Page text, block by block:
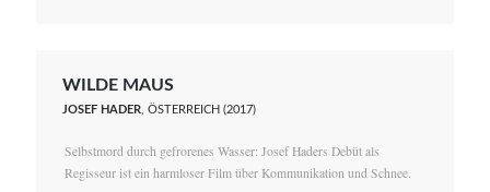
WILDE MAUS
JOSEF HADER , ÖSTERREICH (2017)
Selbstmord durch gefrorenes Wasser: Josef Haders Debüt als
Regisseur ist ein harmloser Film über Kommunikation und Schnee.